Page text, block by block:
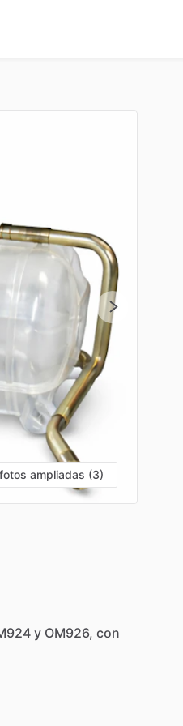
ampliadas (3)
y OM926, con